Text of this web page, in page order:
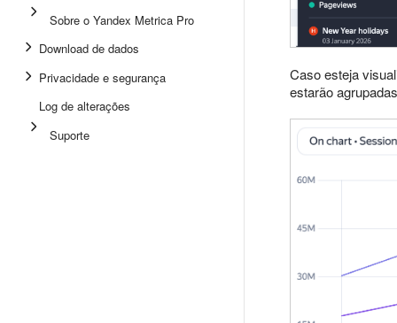
Sobre o Yandex Metrica Pro
Download de dados
Privacidade e segurança
Log de alterações
Suporte
Caso esteja
estarão